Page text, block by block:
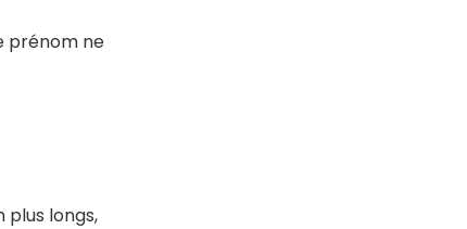
prénom ne
plus longs,